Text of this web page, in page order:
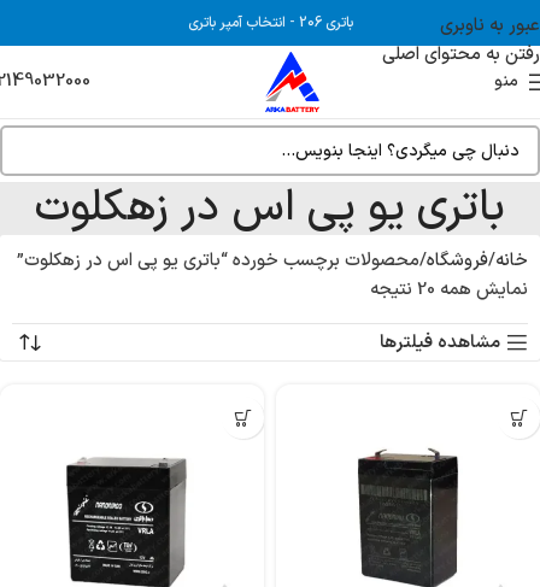
عبور به ناوبری
رفتن به محتوای اصلی
باتری 206 - انتخاب آمپر باتری
منو
باتری یو پی اس در زهکلوت
خانه فروشگاه محصولات برچسب خورده “باتری یو پی اس در زهکلوت”
نمایش همه 20 نتیجه
مشاهده فیلترها